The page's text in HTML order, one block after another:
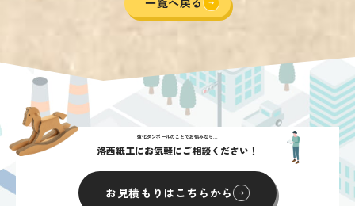
強化ダンボールのことでお悩みなら...
洛西紙工にお気軽にご相談ください！
お見積もりはこちらから